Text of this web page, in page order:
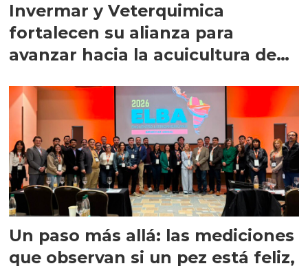
Invermar y Veterquimica
fortalecen su alianza para
avanzar hacia la acuicultura de
Un paso más allá: las mediciones
que observan si un pez está feliz,